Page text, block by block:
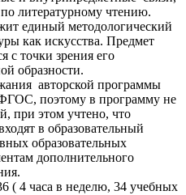
литературному чтению.
единый методологический
как искусства. Предмет
с точки зрения его
образности.
авторской программы
поэтому в программу не
при этом учтено, что
в образовательный
образовательных
дополнительного
( 4 часа в неделю, 34 учебных